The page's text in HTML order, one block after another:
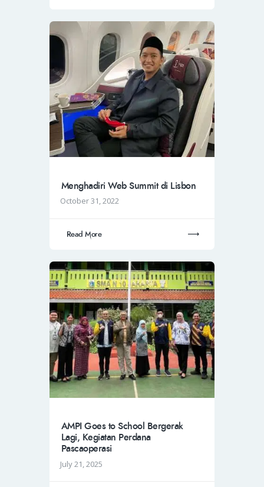
Menghadiri Web Summit di Lisbon
October 31, 2022
Read More
AMPI Goes to School Bergerak
Lagi, Kegiatan Perdana
Pascaoperasi
July 21, 2025